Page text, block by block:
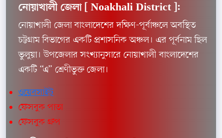
নোয়াখালী জেলা [ Noakhali District ]:
নোয়াখালী জেলা বাংলাদেশের দক্ষিণ-পূর্বাঞ্চলে অবস্থিত
চট্টগ্রাম বিভাগের একটি প্রশাসনিক অঞ্চল। এর পূর্বনাম ছিল
ভুলুয়া। উপজেলার সংখ্যানুসারে নোয়াখালী বাংলাদেশের
একটি “এ” শ্রেণীভুক্ত জেলা।
ওয়েবসাইট
ফেসবুক পাতা
ফেসবুক গ্রুপ